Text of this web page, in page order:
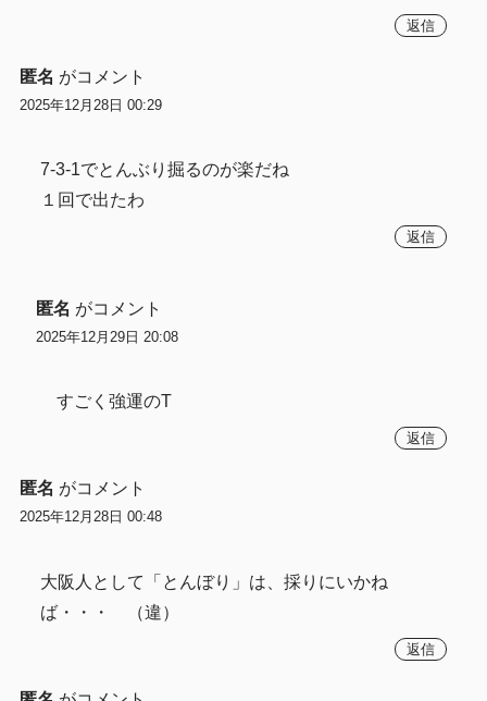
返信
匿名 がコメント
2025年12月28日 00:29
7-3-1でとんぶり掘るのが楽だね
１回で出たわ
返信
匿名 がコメント
2025年12月29日 20:08
すごく強運のT
返信
匿名 がコメント
2025年12月28日 00:48
大阪人として「とんぼり」は、採りにいかね
ば・・・ （違）
返信